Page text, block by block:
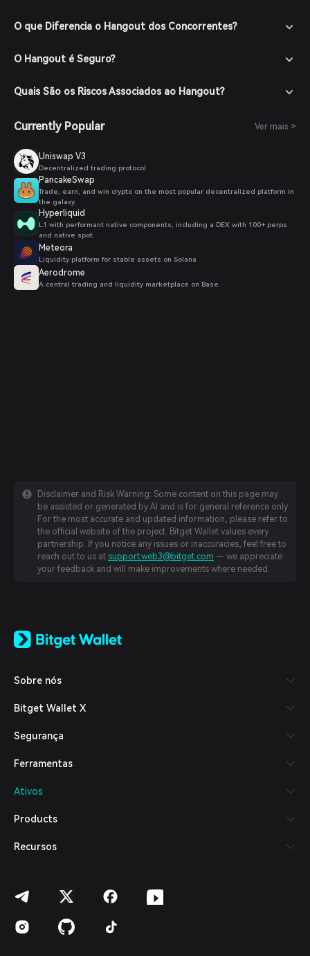
O que Diferencia o Hangout dos Concorrentes?
O Hangout é Seguro?
Quais São os Riscos Associados ao Hangout?
Currently Popular Ver mais >
Uniswap V3
Decentralized trading protocol
PancakeSwap
Trade, earn, and win crypto on the most popular decentralized platform in
the galaxy.
Hyperliquid
L1 with performant native components, including a DEX with 100+ perps
and native spot.
Meteora
Liquidity platform for stable assets on Solana
Aerodrome
A central trading and liquidity marketplace on Base
Disclaimer and Risk Warning: Some content on this page may
be assisted or generated by AI and is for general reference only.
For the most accurate and updated information, please refer to
the official website of the project. Bitget Wallet values every
partnership. If you notice any issues or inaccuracies, feel free to
reach out to us at support.web3@bitget.com — we appreciate
your feedback and will make improvements where needed.
日本語
Español (Latinoamérica)
Italiano
Deutsch
繁體中文
Bahasa Indonesia
हिन्दी
Español (Argentina)
Sobre nós
Bitget Wallet X
Segurança
Ferramentas
Ativos
Products
Recursos